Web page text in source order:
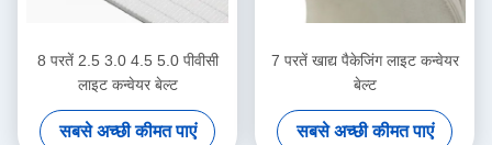
8 परतें 2.5 3.0 4.5 5.0 पीवीसी
लाइट कन्वेयर बेल्ट
सबसे अच्छी कीमत पाएं
7 परतें खाद्य पैकेजिंग लाइट कन्वेयर
बेल्ट
सबसे अच्छी कीमत पाएं